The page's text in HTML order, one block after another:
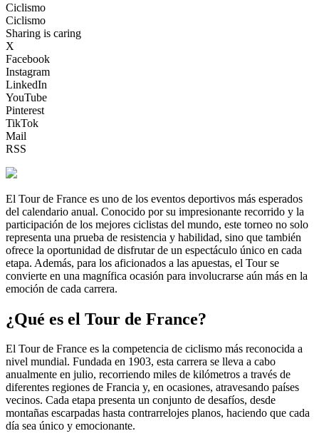
Ciclismo
Ciclismo
Sharing is caring
X
Facebook
Instagram
LinkedIn
YouTube
Pinterest
TikTok
Mail
RSS
El Tour de France es uno de los eventos deportivos más esperados
del calendario anual. Conocido por su impresionante recorrido y la
participación de los mejores ciclistas del mundo, este torneo no solo
representa una prueba de resistencia y habilidad, sino que también
ofrece la oportunidad de disfrutar de un espectáculo único en cada
etapa. Además, para los aficionados a las apuestas, el Tour se
convierte en una magnífica ocasión para involucrarse aún más en la
emoción de cada carrera.
¿Qué es el Tour de France?
El Tour de France es la competencia de ciclismo más reconocida a
nivel mundial. Fundada en 1903, esta carrera se lleva a cabo
anualmente en julio, recorriendo miles de kilómetros a través de
diferentes regiones de Francia y, en ocasiones, atravesando países
vecinos. Cada etapa presenta un conjunto de desafíos, desde
montañas escarpadas hasta contrarrelojes planos, haciendo que cada
día sea único y emocionante.